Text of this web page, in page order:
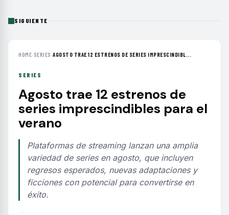
SIGUIENTE
HOME› SERIES ›AGOSTO TRAE 12 ESTRENOS DE SERIES IMPRESCINDIBL...
SERIES
Agosto trae 12 estrenos de
series imprescindibles para el
verano
Plataformas de streaming lanzan una amplia
variedad de series en agosto, que incluyen
regresos esperados, nuevas adaptaciones y
ficciones con potencial para convertirse en
éxito.